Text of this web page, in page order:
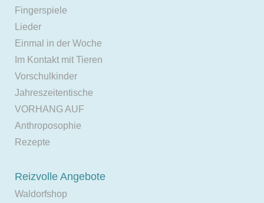
Fingerspiele
Lieder
Einmal in der Woche
Im Kontakt mit Tieren
Vorschulkinder
Jahreszeitentische
VORHANG AUF
Anthroposophie
Rezepte
Reizvolle Angebote
Waldorfshop